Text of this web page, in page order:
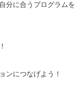
分に合うプログラムを
ンにつなげよう！